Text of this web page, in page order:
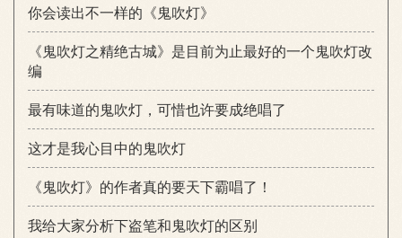
你会读出不一样的《鬼吹灯》
《鬼吹灯之精绝古城》是目前为止最好的一个鬼吹灯改
编
最有味道的鬼吹灯，可惜也许要成绝唱了
这才是我心目中的鬼吹灯
《鬼吹灯》的作者真的要天下霸唱了！
我给大家分析下盗笔和鬼吹灯的区别